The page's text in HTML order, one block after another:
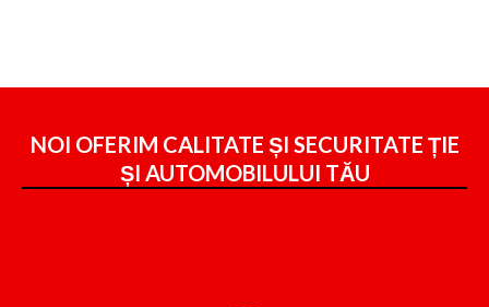
NOI OFERIM CALITATE ȘI SECURITATE ȚIE
ȘI AUTOMOBILULUI TĂU